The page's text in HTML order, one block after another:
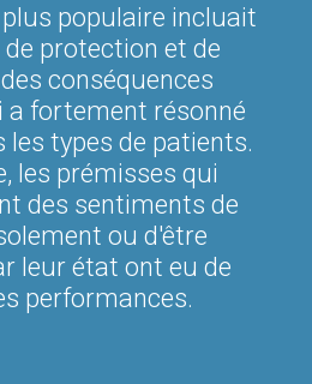
populaire incluait
protection et de
conséquences
a fortement résonné
les types de patients.
les prémisses qui
des sentiments de
ou d'être
leur état ont eu de
performances.